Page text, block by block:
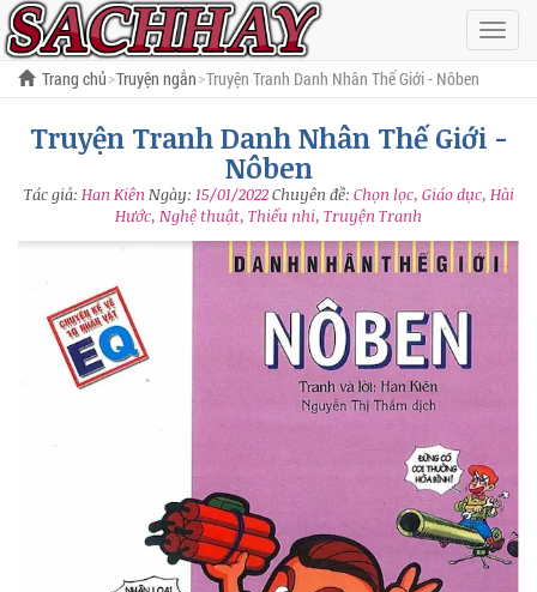
Hiện
menu
Trang chủ Truyện ngắn Truyện Tranh Danh Nhân Thế Giới - Nôben
Truyện Tranh Danh Nhân Thế Giới -
Nôben
Tác giả: Han Kiên Ngày: 15/01/2022Chuyên đề: Chọn lọc, Giáo dục, Hài
Hước, Nghệ thuật, Thiếu nhi, Truyện Tranh